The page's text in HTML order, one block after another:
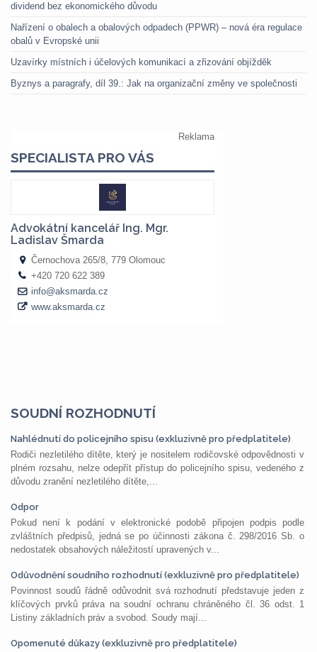
dividend bez ekonomického důvodu
Nařízení o obalech a obalových odpadech (PPWR) – nová éra regulace
obalů v Evropské unii
Uzavírky místních i účelových komunikací a zřizování objížděk
Byznys a paragrafy, díl 39.: Jak na organizační změny ve společnosti
SOUDNÍ ROZHODNUTÍ
Nahlédnutí do policejního spisu (exkluzivně pro předplatitele)
Rodiči nezletilého dítěte, který je nositelem rodičovské odpovědnosti v
plném rozsahu, nelze odepřít přístup do policejního spisu, vedeného z
důvodu zranění nezletilého dítěte,...
Odpor
Pokud není k podání v elektronické podobě připojen podpis podle
zvláštních předpisů, jedná se po účinnosti zákona č. 298/2016 Sb. o
nedostatek obsahových náležitostí upravených v...
Odůvodnění soudního rozhodnutí (exkluzivně pro předplatitele)
Povinnost soudů řádně odůvodnit svá rozhodnutí představuje jeden z
klíčových prvků práva na soudní ochranu chráněného čl. 36 odst. 1
Listiny základních práv a svobod. Soudy mají...
Opomenuté důkazy (exkluzivně pro předplatitele)